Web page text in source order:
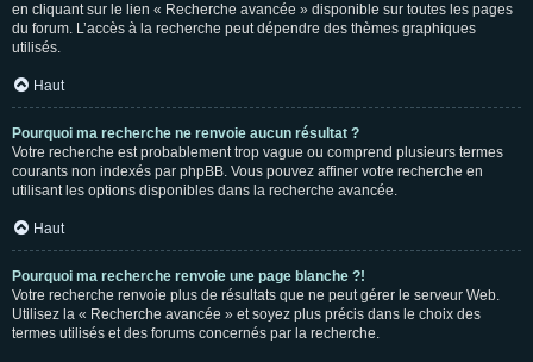
en cliquant sur le lien « Recherche avancée » disponible sur toutes les pages
du forum. L’accès à la recherche peut dépendre des thèmes graphiques
utilisés.
Haut
Pourquoi ma recherche ne renvoie aucun résultat ?
Votre recherche est probablement trop vague ou comprend plusieurs termes
courants non indexés par phpBB. Vous pouvez affiner votre recherche en
utilisant les options disponibles dans la recherche avancée.
Haut
Pourquoi ma recherche renvoie une page blanche ?!
Votre recherche renvoie plus de résultats que ne peut gérer le serveur Web.
Utilisez la « Recherche avancée » et soyez plus précis dans le choix des
termes utilisés et des forums concernés par la recherche.